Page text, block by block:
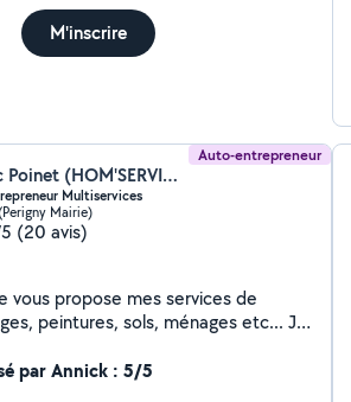
M'inscrire
Auto-entrepreneur
Cédric Poinet (HOM'SERVICES17)
Multiservices
Mairie)
(20 avis)
peintures, sols, ménages etc... Je
vos demandes. Les photos
mon profil au fur et à mesure.
par Annick : 5/5